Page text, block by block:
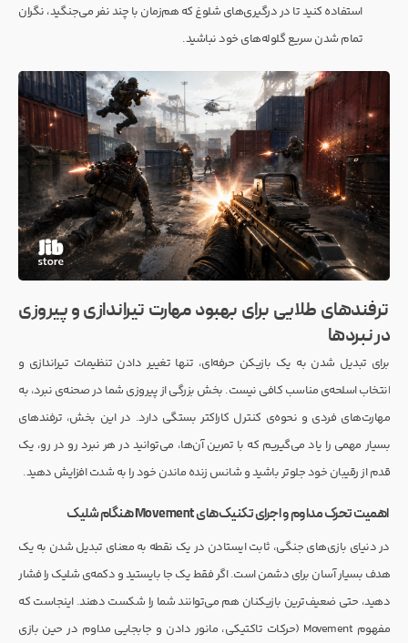
استفاده کنید تا در درگیری‌های شلوغ که هم‌زمان با چند نفر می‌جنگید، نگران
تمام شدن سریع گلوله‌های خود نباشید.
ترفندهای طلایی برای بهبود مهارت تیراندازی و پیروزی
در نبردها
برای تبدیل شدن به یک بازیکن حرفه‌ای، تنها تغییر دادن تنظیمات تیراندازی و
انتخاب اسلحه‌ی مناسب کافی نیست. بخش بزرگی از پیروزی شما در صحنه‌ی نبرد، به
مهارت‌های فردی و نحوه‌ی کنترل کاراکتر بستگی دارد. در این بخش، ترفندهای
بسیار مهمی را یاد می‌گیریم که با تمرین آن‌ها، می‌توانید در هر نبرد رو در رو، یک
قدم از رقیبان خود جلوتر باشید و شانس زنده ماندن خود را به شدت افزایش دهید.
اهمیت تحرک مداوم و اجرای تکنیک‌های Movement هنگام شلیک
در دنیای بازی‌های جنگی، ثابت ایستادن در یک نقطه به معنای تبدیل شدن به یک
هدف بسیار آسان برای دشمن است. اگر فقط یک جا بایستید و دکمه‌ی شلیک را فشار
دهید، حتی ضعیف‌ترین بازیکنان هم می‌توانند شما را شکست دهند. اینجاست که
مفهوم Movement (حرکات تاکتیکی، مانور دادن و جابجایی مداوم در حین بازی